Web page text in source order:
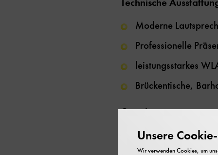
Moderne
Professionelle
leistungsstarkes
Brückentische,
Catering:
Aufgrund der
Unsere
Wir verwenden Cookies, um